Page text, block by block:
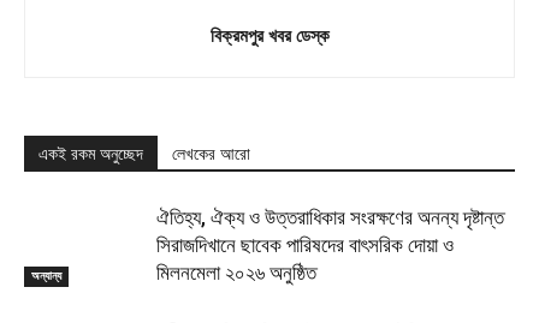
বিক্রমপুর খবর ডেস্ক
একই রকম অনুচ্ছেদ লেখকের আরো
অন্যান্য
ঐতিহ্য, ঐক্য ও উত্তরাধিকার সংরক্ষণের অনন্য দৃষ্টান্ত
সিরাজদিখানে ছাবেক পারিষদের বাৎসরিক দোয়া ও
মিলনমেলা ২০২৬ অনুষ্ঠিত